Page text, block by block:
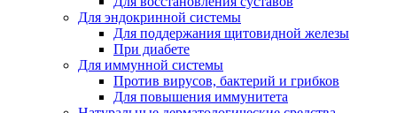
Для эндокринной системы
Для поддержания щитовидной железы
При диабете
Для иммунной системы
Против вирусов, бактерий и грибков
Для повышения иммунитета